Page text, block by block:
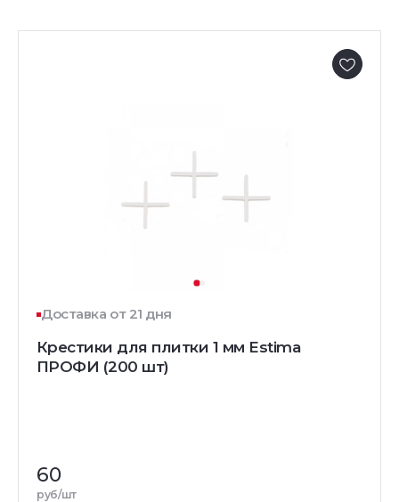
Доставка от 21 дня
Крестики для плитки 1 мм Estima
ПРОФИ (200 шт)
60
руб/шт